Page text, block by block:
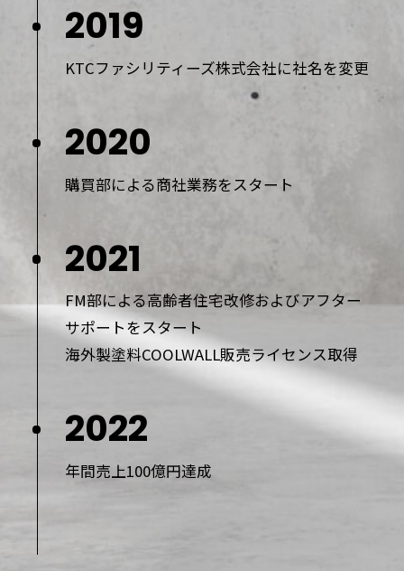
2019
KTCファシリティーズ株式会社に社名を変更
2020
購買部による商社業務をスタート
2021
FM部による高齢者住宅改修およびアフター
サポートをスタート
海外製塗料COOLWALL販売ライセンス取得
2022
年間売上100億円達成